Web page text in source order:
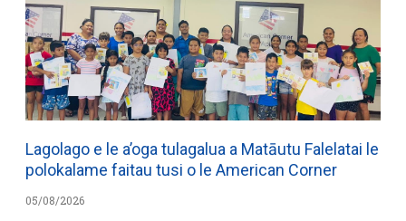
Lagolago e le a’oga tulagalua a Matāutu Falelatai le
polokalame faitau tusi o le American Corner
05/08/2026